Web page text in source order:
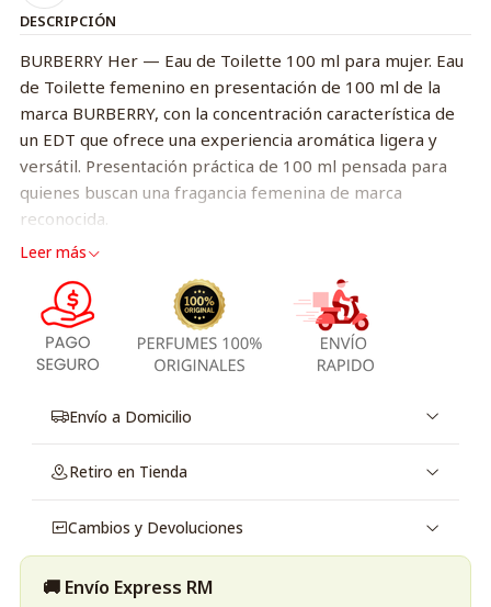
DESCRIPCIÓN
BURBERRY Her — Eau de Toilette 100 ml para mujer. Eau
de Toilette femenino en presentación de 100 ml de la
marca BURBERRY, con la concentración característica de
un EDT que ofrece una experiencia aromática ligera y
versátil. Presentación práctica de 100 ml pensada para
quienes buscan una fragancia femenina de marca
reconocida.
Buerberry her Edt 100Ml Mujer
Leer más
Envío a Domicilio
Retiro en Tienda
Cambios y Devoluciones
🚚 Envío Express RM